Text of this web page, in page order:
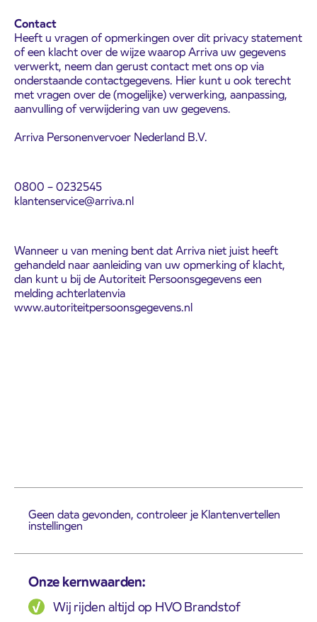
Contact
Heeft u vragen of opmerkingen over dit privacy statement
of een klacht over de wijze waarop Arriva uw gegevens
verwerkt, neem dan gerust contact met ons op via
onderstaande contactgegevens. Hier kunt u ook terecht
met vragen over de (mogelijke) verwerking, aanpassing,
aanvulling of verwijdering van uw gegevens.
Arriva Personenvervoer Nederland B.V.
0800 – 0232545
klantenservice@arriva.nl
Wanneer u van mening bent dat Arriva niet juist heeft
gehandeld naar aanleiding van uw opmerking of klacht,
dan kunt u bij de Autoriteit Persoonsgegevens een
melding achterlatenvia
www.autoriteitpersoonsgegevens.nl
Geen data gevonden, controleer je Klantenvertellen
instellingen
Onze kernwaarden:
Wij rijden altijd op HVO Brandstof